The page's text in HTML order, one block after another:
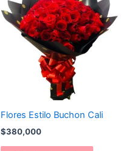
Flores Estilo Buchon Cali
$380,000